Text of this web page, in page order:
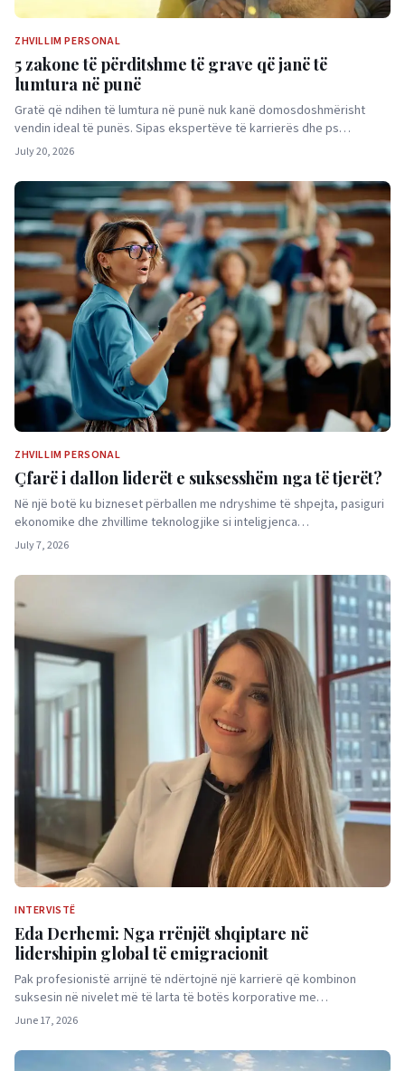
ZHVILLIM PERSONAL
5 zakone të përditshme të grave që janë të
lumtura në punë
Gratë që ndihen të lumtura në punë nuk kanë domosdoshmërisht
vendin ideal të punës. Sipas ekspertëve të karrierës dhe ps…
July 20, 2026
ZHVILLIM PERSONAL
Çfarë i dallon liderët e suksesshëm nga të tjerët?
Në një botë ku bizneset përballen me ndryshime të shpejta, pasiguri
ekonomike dhe zhvillime teknologjike si inteligjenca…
July 7, 2026
INTERVISTË
Eda Derhemi: Nga rrënjët shqiptare në
lidershipin global të emigracionit
Pak profesionistë arrijnë të ndërtojnë një karrierë që kombinon
suksesin në nivelet më të larta të botës korporative me…
June 17, 2026